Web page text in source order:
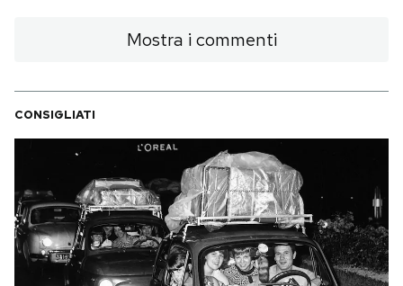
Mostra i commenti
CONSIGLIATI